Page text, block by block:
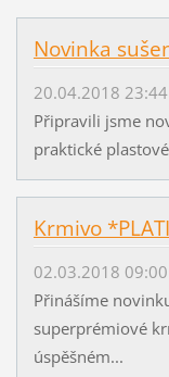
Novinka
20.04.2018 23:44
Připravili jsme
praktické
Krmivo
02.03.2018 09:00
Přinášíme
superprémiové
úspěšném...